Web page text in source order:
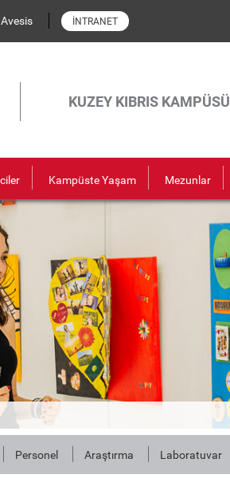
Avesis İNTRANET
KUZEY KIBRIS KAMPÜSÜ
Kampüste Yaşam Mezunlar
Personel Araştırma Laboratuvar